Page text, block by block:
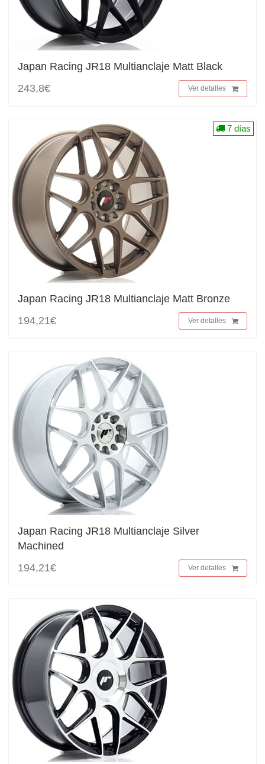
Japan Racing JR18 Multianclaje Matt Black
243,8€
Ver detalles
Japan Racing JR18 Multianclaje Matt Bronze
194,21€
Ver detalles
7 días
Japan Racing JR18 Multianclaje Silver
Machined
194,21€
Ver detalles